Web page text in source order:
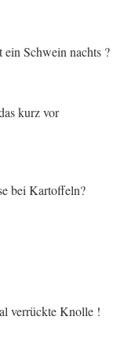
Schwein nachts ?
kurz vor
bei Kartoffeln?
verrückte Knolle !